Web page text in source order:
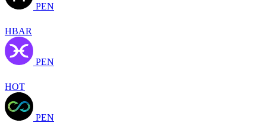
PEN
HBAR
PEN
HOT
PEN